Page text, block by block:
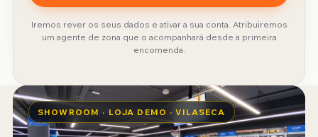
Iremos rever os seus dados e ativar a sua conta. Atribuiremos
um agente de zona que o acompanhará desde a primeira
encomenda.
SHOWROOM · LOJA DEMO · VILASECA